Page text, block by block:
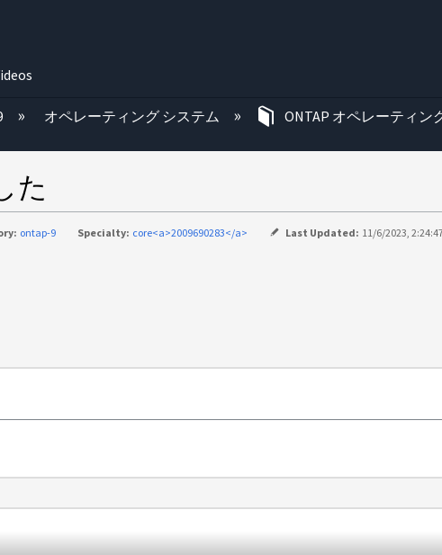
たむオペレーティング システム ONTAP オペレーティン
た
ontap-9 Specialty: core<a>2009690283</a> Last Updated: 11/6/2023,